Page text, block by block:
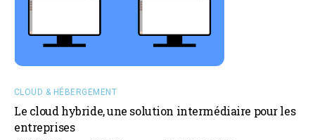
CLOUD & HÉBERGEMENT
Le cloud hybride, une solution intermédiaire pour les
entreprises